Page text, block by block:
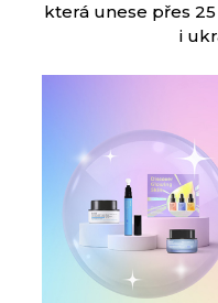
která unese přes
i